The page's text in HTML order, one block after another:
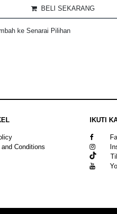
BELI SEKARANG
ke Senarai Pilihan
Conditions
IKUTI